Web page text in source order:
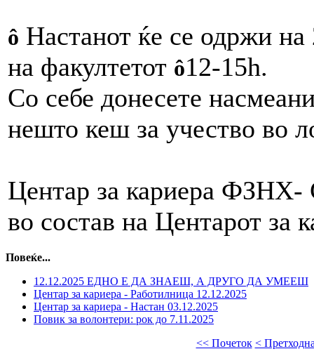
ô Настанот ќе се одржи
на факултетот ô12-15h.
Со себе донесете
нешто кеш за учество во
Центар за кариера ФЗНХ-
во состав на Центарот
Повеќе...
12.12.2025 ЕДНО Е ДА ЗНАЕШ, А ДРУГО ДА УМЕЕШ
Центар за кариера - Работилница 12.12.2025
Центар за кариера - Настан 03.12.2025
Повик за волонтери: рок до 7.11.2025
<< Почеток <